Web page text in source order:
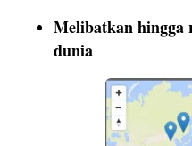
Melibatkan hingga
dunia